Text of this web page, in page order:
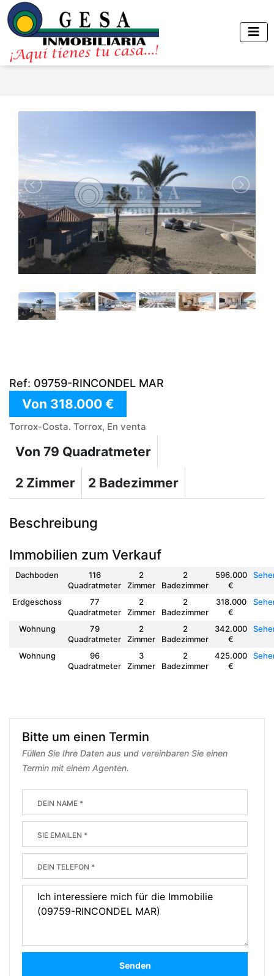
Ref: 09759-RINCONDEL MAR
Von 318.000 €
Torrox-Costa. Torrox, En venta
Von 79 Quadratmeter
2 Zimmer 2 Badezimmer
Beschreibung
Immobilien zum Verkauf
Dachboden
116
Quadratmeter
2
Zimmer
2
Badezimmer
596.000
€
Erdgeschoss
77
Quadratmeter
2
Zimmer
2
Badezimmer
318.000
€
Wohnung
79
Quadratmeter
2
Zimmer
2
Badezimmer
342.000
€
Wohnung
96
Quadratmeter
3
Zimmer
2
Badezimmer
425.000
€
Bitte um einen Termin
Füllen Sie Ihre Daten aus und vereinbaren Sie einen
Termin mit einem Agenten.
Senden